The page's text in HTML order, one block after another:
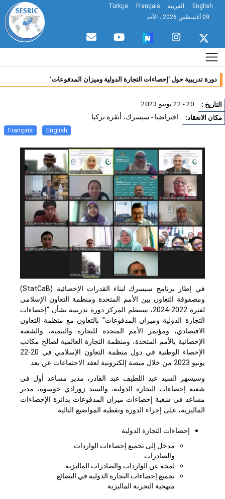
English العربية Français
Türkçe
دورة تدريبية حول ’إحصاءات التجارة الدولية وميزان المدفوعات‘
: 20 - 22 يونيو 2023
الانعقاد: افتراضيا - سيسرك، أنقرة تركيا
English
Français
في إطار برنامج سيسرك لبناء القدرات الإحصائية (StatCaB
)
ومصفوفة التعاون بين الأمم المتحدة ومنظمة التعاون الإسلامي
لفترة 2022-2024، سينظم المركز دورة تدريبية بشأن "إحصاءات
التجارة الدولية وميزان المدفوعات" بالتعاون مع منظمة التعاون
الاقتصادي، ومؤتمر الأمم المتحدة للتجارة والتنمية، والشعبة
الإحصائية بالأمم المتحدة، ومنظمة التجارة العالمية لصالح مكاتب
الإحصاء الوطنية في دول منظمة التعاون الإسلامي في 20-22
يونيو 2023 من خلال منصة إلكترونية لعقد الاجتماعات عن بعد.
وسيسهر السيد عبد اللطيف عبد القادر، مدير مساعد أول في
شعبة إحصاءات التجارة الدولية، والسيد زورادي جوسوه، مدير
مساعد في شعبة إحصاءات ميزان المدفوعات بدائرة الإحصاءات
الماليزية، على إجراء الدورة وتغطية المواضيع التالية:
إحصاءات التجارة الدولية
مدخل إلى تجميع إحصاءات الواردات
والصادرات
لمحة عن الواردات والصادرات الماليزية
تجميع إحصاءات التجارة الدولية في البضائع:
منهجية التجربة الماليزية